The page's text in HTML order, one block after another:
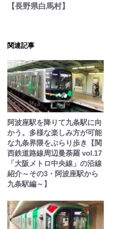
【長野県白馬村】
関連記事
阿波座駅を降りて九条駅に向
かう。多様な楽しみ方が可能
な九条界隈をぶらり歩き【関
西鉄道路線周辺曼荼羅 vol.17
「大阪メトロ中央線」の沿線
紹介～その3・阿波座駅から
九条駅編～】